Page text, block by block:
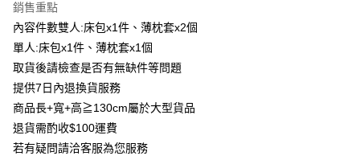
匯豐（台灣）商業銀行
聯邦商業銀行
遠東國際商業銀行
元大商業銀行
台新國際商業銀行
台灣樂天信用卡公司
臺灣中小企業銀行
匯豐（台灣）商業銀行
華泰商業銀行
聯邦商業銀行
元大商業銀行
玉山商業銀行
台灣樂天信用卡公司
街口支付
悠遊付
Google Pay
AFTEE先享後付
相關說明
銷售重點
內容件數雙人:床包x1件、薄枕套x2個
單人:床包x1件、薄枕套x1個
取貨後請檢查是否有無缺件等問題
提供7日內退換貨服務
商品長+寬+高≧130cm屬於大型貨品
退貨需酌收$100運費
若有疑問請洽客服為您服務